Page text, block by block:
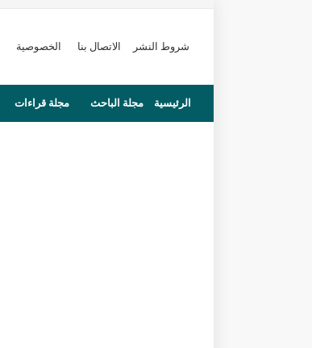
شروط النشر الاتصال بنا الخصوصية
الرئيسية مجلة الباحث مجلة قراءات